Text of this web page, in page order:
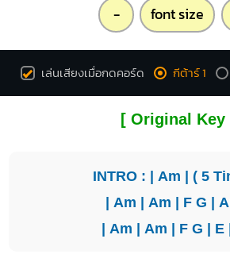
- font size
เล่นเสียงเมื่อกดคอร์ด กีต้าร์ 1
[ Original Key
INTRO : | Am | ( 5
| Am | Am | F G |
| Am | Am | F G | E